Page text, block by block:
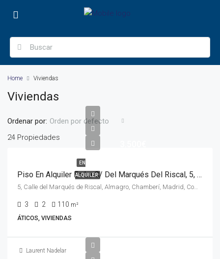
Home Viviendas
Viviendas
24 Propiedades
Ordenar por: Orden por defecto
EN
ALQUILER Piso En Alquiler En La C/ Del Marqués Del Riscal, 5, Madrid
5, Calle del Marqués de Riscal, Almagro, Chamberí, Madrid, Comunidad de Madrid, 28010, España
3 2 110 m²
ÁTICOS, VIVIENDAS
Laurent Nadelar